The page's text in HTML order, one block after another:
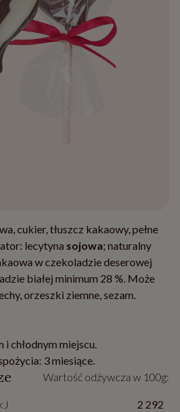
cukier, tłuszcz kakaowy, pełne
lecytyna sojowa; naturalny
w czekoladzie deserowej
białej minimum 28 %. Może
orzeszki ziemne, sezam.
i chłodnym miejscu.
3 miesiące.
Wartość odżywcza w 100g:
2 292